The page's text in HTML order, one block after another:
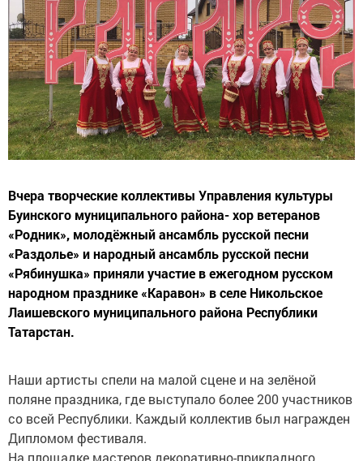
Вчера творческие коллективы Управления культуры
Буинского муниципального района- хор ветеранов
«Родник», молодёжный ансамбль русской песни
«Раздолье» и народный ансамбль русской песни
«Рябинушка» приняли участие в ежегодном русском
народном празднике «Каравон» в селе Никольское
Лаишевского муниципального района Республики
Татарстан.
Наши артисты спели на малой сцене и на зелёной
поляне праздника, где выступало более 200 участников
со всей Республики. Каждый коллектив был награжден
Дипломом фестиваля.
На площадке мастеров декоративно-прикладного